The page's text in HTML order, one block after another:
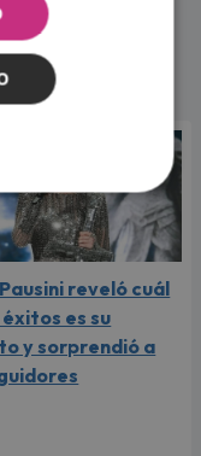
reveló cuál
éxitos es su
y sorprendió a